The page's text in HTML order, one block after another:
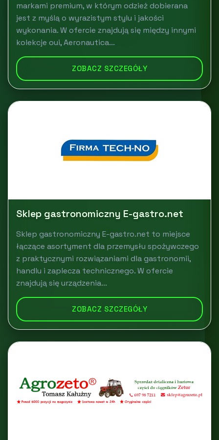
markami premium, w którym odzież dobierana
jest z myślą o wyrazistym stylu i jakości
wykonania. W ofercie znajdują się między innymi
kolekcje oui, Aeronautica...
ZOBACZ SZCZEGÓŁY
Sklep gastronomiczny E-gastro.net
Sklep gastronomiczny E-gastro.net to miejsce
łączące asortyment dla przemysłu spożywczego
z praktycznymi rozwiązaniami dla gastronomii,
handlu i zaplecza technicznego. W ofercie
znajdują się urządzenia...
ZOBACZ SZCZEGÓŁY